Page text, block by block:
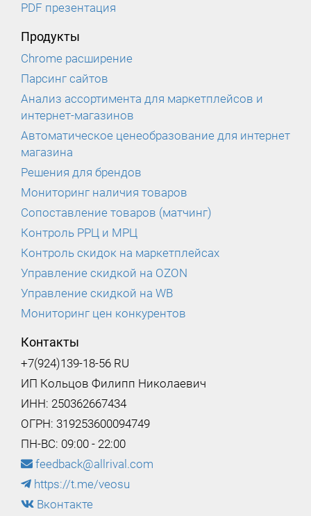
PDF презентация
Продукты
Chrome расширение
Парсинг сайтов
Анализ ассортимента для маркетплейсов и
интернет-магазинов
Автоматическое ценеобразование для интернет
магазина
Решения для брендов
Мониторинг наличия товаров
Сопоставление товаров (матчинг)
Контроль РРЦ и МРЦ
Контроль скидок на маркетплейсах
Управление скидкой на OZON
Управление скидкой на WB
Мониторинг цен конкурентов
Контакты
+7(924)139-18-56 RU
ИП Кольцов Филипп Николаевич
ИНН: 250362667434
ОГРН: 319253600094749
ПН-ВС: 09:00 - 22:00
feedback@allrival.com
https://t.me/veosu
Вконтакте